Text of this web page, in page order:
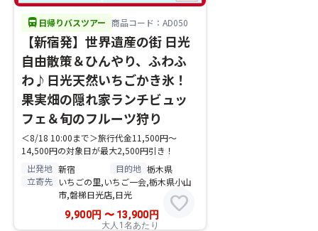
directions_bus 日帰りバスツアー 商品コード：AD050
【新宿発】世界遺産の街 日光
自由散策＆ひんやり、ふわふ
わ♪日光天然いちごかき氷！
果実畑の隠れ家ランチビュッ
フェ＆旬のフルーツ狩り
＜8/18 10:00まで＞旅行代金11,500円～
14,500円の対象日が最大2,500円引き！
出発地 新宿 目的地 栃木県
立寄先 いちごの里,いちご一会,栃木県小山
市,磐梯日光店,日光
9,900円 〜13,900 円
大人1名あたり
favorite